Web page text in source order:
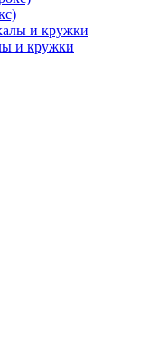
и кружки